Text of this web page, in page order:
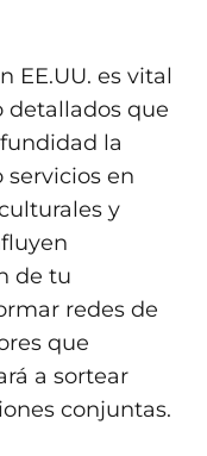
EE.UU. es vital
detallados que
la
en
y
de tu
redes de
que
a sortear
conjuntas.